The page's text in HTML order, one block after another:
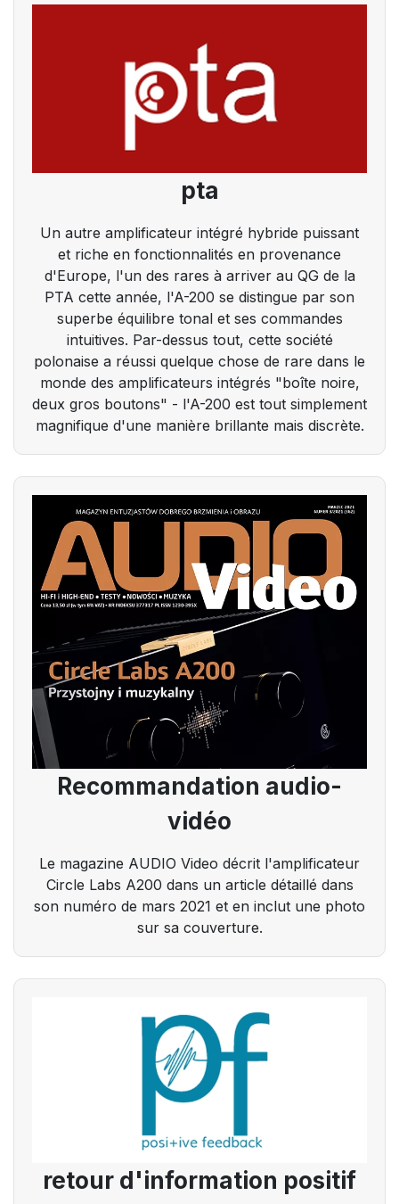
pta
Un autre amplificateur intégré hybride puissant
et riche en fonctionnalités en provenance
d'Europe, l'un des rares à arriver au QG de la
PTA cette année, l'A-200 se distingue par son
superbe équilibre tonal et ses commandes
intuitives. Par-dessus tout, cette société
polonaise a réussi quelque chose de rare dans le
monde des amplificateurs intégrés "boîte noire,
deux gros boutons" - l'A-200 est tout simplement
magnifique d'une manière brillante mais discrète.
Recommandation audio-
vidéo
Le magazine AUDIO Video décrit l'amplificateur
Circle Labs A200 dans un article détaillé dans
son numéro de mars 2021 et en inclut une photo
sur sa couverture.
retour d'information positif